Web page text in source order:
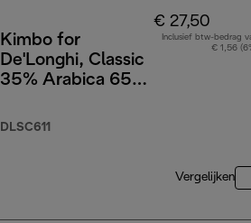
Kimbo for
De'Longhi, Classic
35% Arabica 65%
DLSC611
€ 27,50
Inclusief btw-bedrag
€ 1,56
Vergelijken